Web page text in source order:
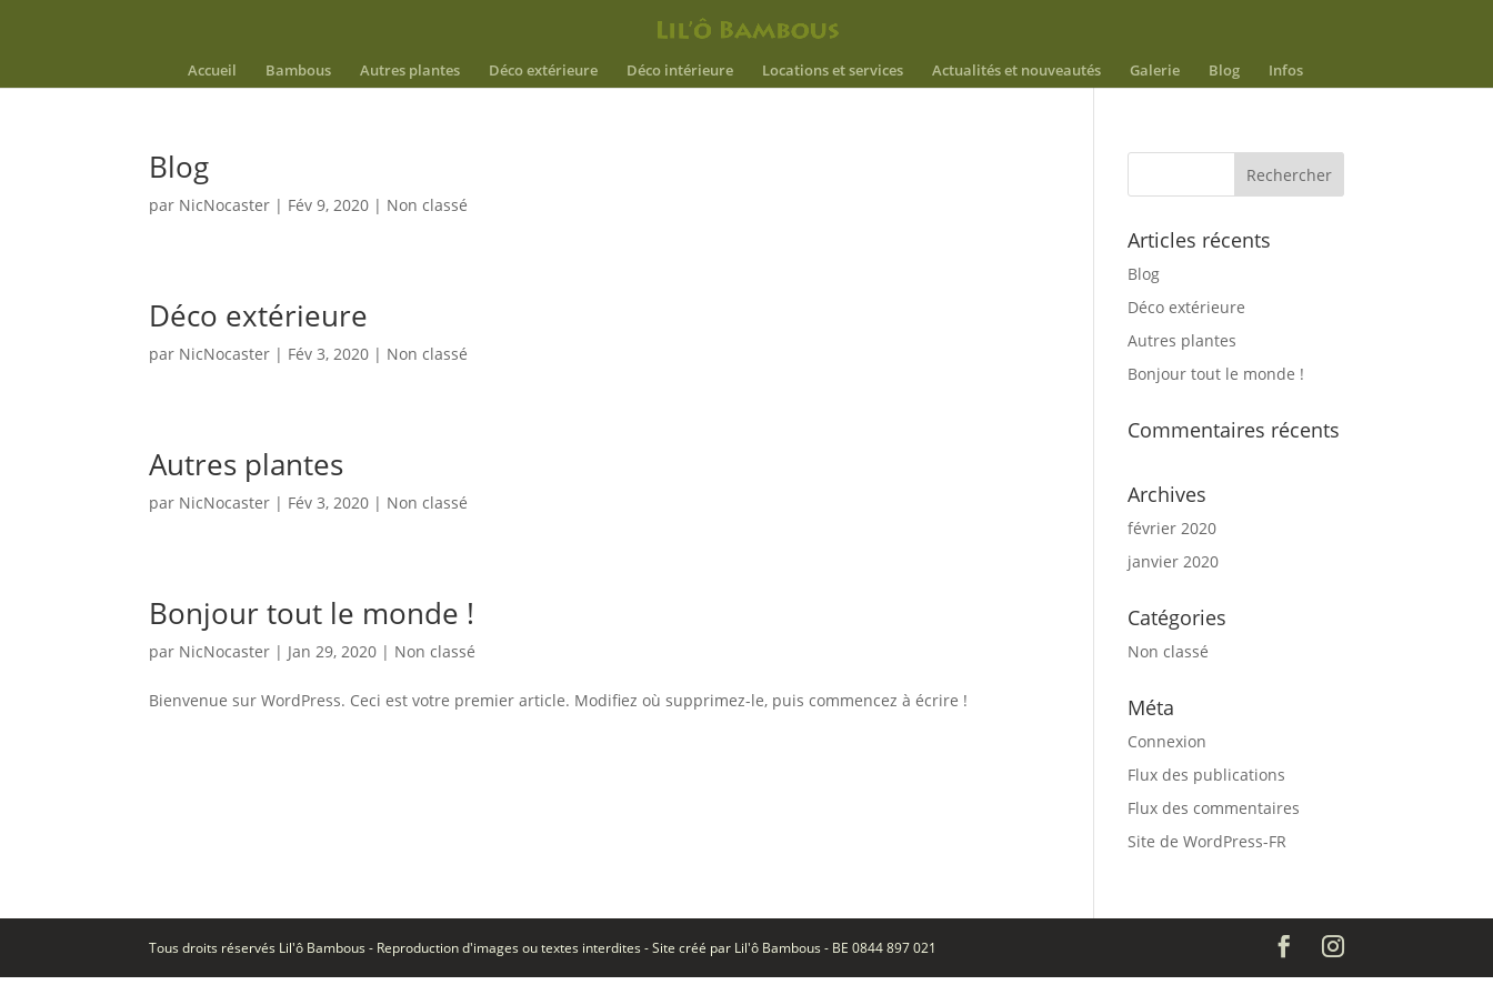
Accueil Bambous Autres plantes Déco extérieure Déco intérieure Locations et services Actualités et nouveautés Galerie Blog Infos
Blog
par NicNocaster | Fév 9, 2020 | Non classé
Déco extérieure
par NicNocaster | Fév 3, 2020 | Non classé
Autres plantes
par NicNocaster | Fév 3, 2020 | Non classé
Bonjour tout le monde !
par NicNocaster | Jan 29, 2020 | Non classé
Bienvenue sur WordPress. Ceci est votre premier article. Modifiez où supprimez-le, puis commencez à écrire !
Articles récents
Blog
Déco extérieure
Autres plantes
Bonjour tout le monde !
Commentaires récents
Archives
février 2020
janvier 2020
Catégories
Non classé
Méta
Connexion
Flux des publications
Flux des commentaires
Site de WordPress-FR
Tous droits réservés Lil'ô Bambous - Reproduction d'images ou textes interdites - Site créé par Lil'ô Bambous - BE 0844 897 021